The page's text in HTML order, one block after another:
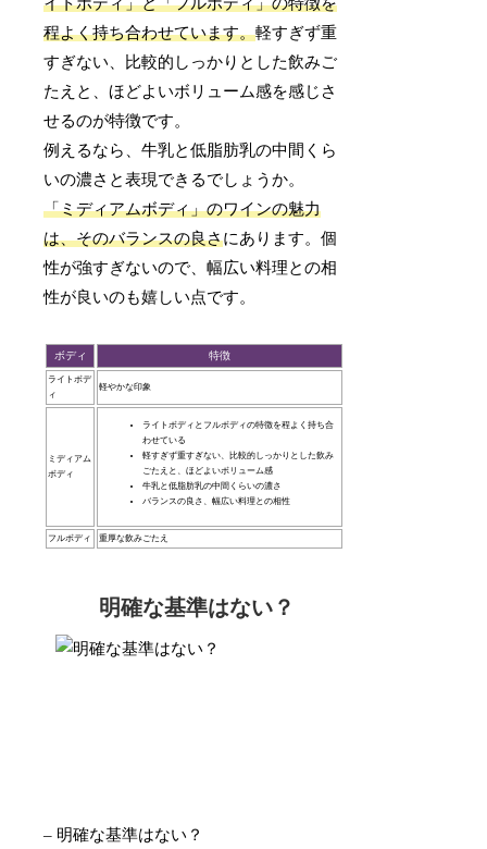
程よく持ち合わせています。軽すぎず重
すぎない、比較的しっかりとした飲みご
たえと、ほどよいボリューム感を感じさ
せるのが特徴です。
例えるなら、牛乳と低脂肪乳の中間くら
いの濃さと表現できるでしょうか。
「ミディアムボディ」のワインの魅力
は、そのバランスの良さにあります。個
性が強すぎないので、幅広い料理との相
性が良いのも嬉しい点です。
ボディ 特徴
ライトボデ
ィ
軽やかな印象
ミディアム
ボディ
ライトボディとフルボディの特徴を程よく持ち合
わせている
軽すぎず重すぎない、比較的しっかりとした飲み
ごたえと、ほどよいボリューム感
牛乳と低脂肪乳の中間くらいの濃さ
バランスの良さ、幅広い料理との相性
フルボディ 重厚な飲みごたえ
明確な基準はない？
– 明確な基準はない？